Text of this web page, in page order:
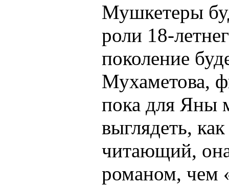
Мушкетеры
роли 18-
поколение
Мухаметова,
пока для Яны
выглядеть,
читающий,
романом, чем